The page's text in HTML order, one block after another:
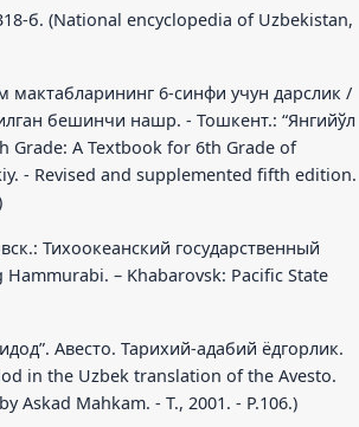
б. (National encyclopedia of Uzbekistan,
мактабларининг 6-синфи учун дарслик /
бешинчи нашр. - Тошкент.: “Янгийўл
Grade: A Textbook for 6th Grade of
- Revised and supplemented fifth edition.
Тихоокеанский государственный
Hammurabi. – Khabarovsk: Pacific State
Авесто. Тарихий-адабий ёдгорлик.
in the Uzbek translation of the Avesto.
Mahkam. - T., 2001. - P.106.)